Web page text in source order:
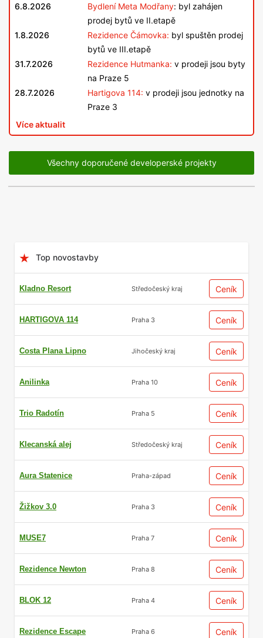
6.8.2026 Bydlení Meta Modřany: byl zahájen
prodej bytů ve II.etapě
1.8.2026
Rezidence Čámovka: byl spuštěn prodej
bytů ve III.etapě
31.7.2026
Rezidence Hutmanka: v prodeji jsou byty
na Praze 5
28.7.2026
Hartigova 114: v prodeji jsou jednotky na
Praze 3
Více aktualit
Všechny doporučené developerské projekty
Top novostavby
Kladno Resort Středočeský kraj Ceník
HARTIGOVA 114 Praha 3 Ceník
Costa Plana Lipno Jihočeský kraj Ceník
Anilinka Praha 10 Ceník
Trio Radotín Praha 5 Ceník
Klecanská alej Středočeský kraj Ceník
Aura Statenice Praha-západ Ceník
Žižkov 3.0 Praha 3 Ceník
MUSE7 Praha 7 Ceník
Rezidence Newton Praha 8 Ceník
BLOK 12 Praha 4 Ceník
Rezidence Escape Praha 6 Ceník